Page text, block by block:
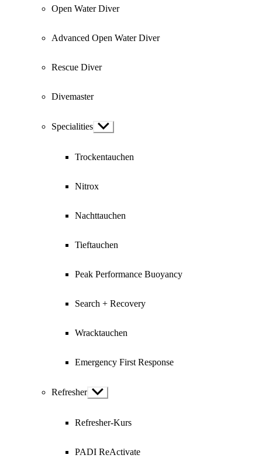
Open Water Diver
Advanced Open Water Diver
Rescue Diver
Divemaster
Specialities Show
sub
Trockentauchen
Nitrox
Nachttauchen
Tieftauchen
Peak Performance Buoyancy
Search + Recovery
Wracktauchen
Emergency First Response
Refresher Show
sub
Refresher-Kurs
PADI ReActivate